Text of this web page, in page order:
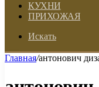
КУХНИ
ПРИХОЖАЯ
Искать
Главная/антонович